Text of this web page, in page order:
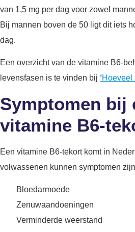
van 1,5 mg per dag voor zowel
Bij mannen boven de 50 ligt dit iets
dag.
Een overzicht van de vitamine B6-
levensfasen is te vinden bij ‘Hoeveel
Symptomen bij
vitamine B6-
Een vitamine B6-tekort komt in
volwassenen kunnen symptomen
Bloedarmoede
Zenuwaandoeningen
Verminderde weerstand